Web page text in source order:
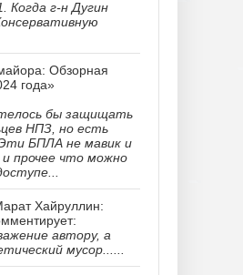
Когда г-н Дугин
Обзорная
года»
бы защищать
НПЗ, но есть
БПЛА не мавик и
прочее что можно
Хайруллин:
автору, а
мусор......